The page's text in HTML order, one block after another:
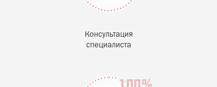
Консультация
специалиста